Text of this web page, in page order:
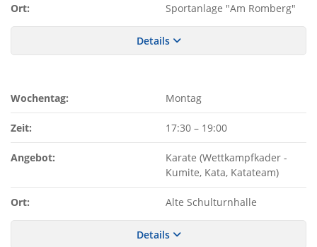
Ort: Sportanlage "Am Romberg"
Details
Wochentag: Montag
Zeit: 17:30 – 19:00
Angebot:
Karate (Wettkampfkader -
Kumite, Kata, Katateam)
Ort: Alte Schulturnhalle
Details